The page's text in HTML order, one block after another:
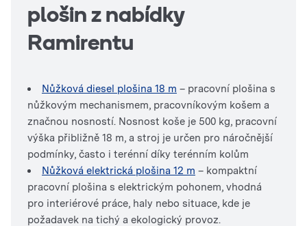
plošin z nabídky
Ramirentu
Nůžková diesel plošina 18 m – pracovní plošina s
nůžkovým mechanismem, pracovníkovým košem a
značnou nosností. Nosnost koše je 500 kg, pracovní
výška přibližně 18 m, a stroj je určen pro náročnější
podmínky, často i terénní díky terénním kolům
Nůžková elektrická plošina 12 m – kompaktní
pracovní plošina s elektrickým pohonem, vhodná
pro interiérové ​​práce, haly nebo situace, kde je
požadavek na tichý a ekologický provoz.